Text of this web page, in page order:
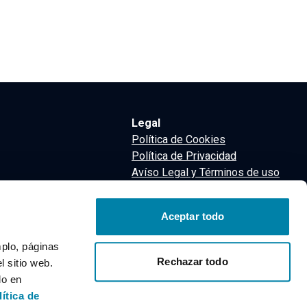
páginas
sitio web.
en
de
Aceptar todo
Rechazar todo
Legal
Política de Cookies
Política de Privacidad
Avíso Legal y Términos de uso